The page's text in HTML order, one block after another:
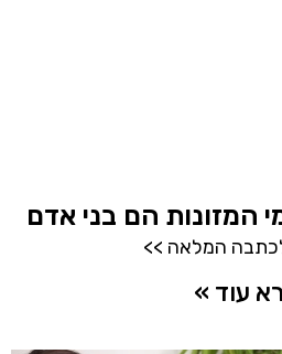
המזונות הם בני אדם
המלאה >>
עוד »